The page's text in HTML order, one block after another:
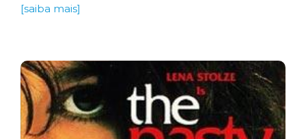
[saiba mais]